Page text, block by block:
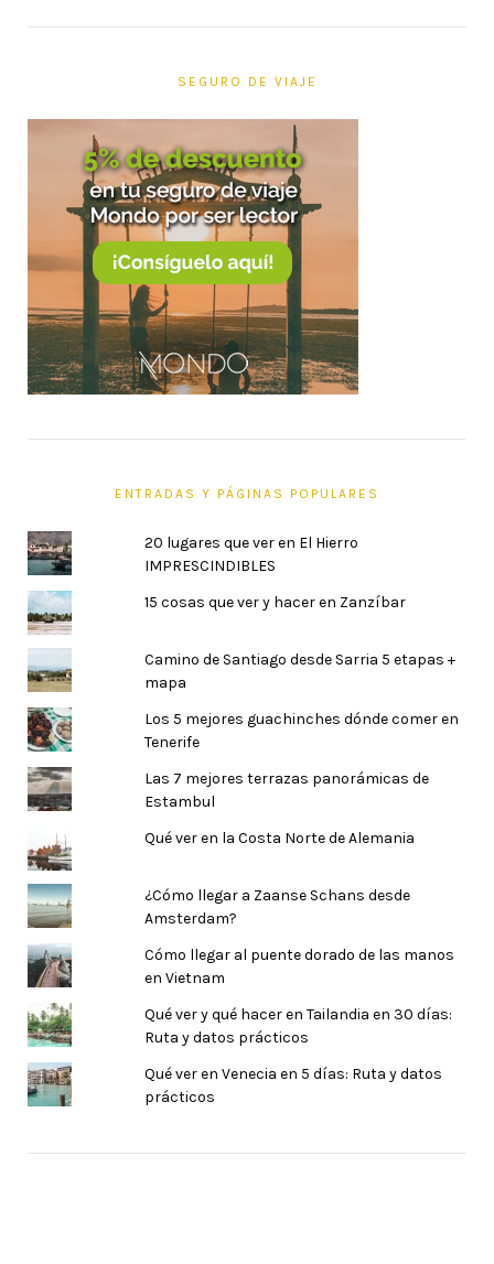
SEGURO DE VIAJE
ENTRADAS Y PÁGINAS POPULARES
20 lugares que ver en El Hierro
IMPRESCINDIBLES
15 cosas que ver y hacer en Zanzíbar
Camino de Santiago desde Sarria 5 etapas +
mapa
Los 5 mejores guachinches dónde comer en
Tenerife
Las 7 mejores terrazas panorámicas de
Estambul
Qué ver en la Costa Norte de Alemania
¿Cómo llegar a Zaanse Schans desde
Amsterdam?
Cómo llegar al puente dorado de las manos
en Vietnam
Qué ver y qué hacer en Tailandia en 30 días:
Ruta y datos prácticos
Qué ver en Venecia en 5 días: Ruta y datos
prácticos